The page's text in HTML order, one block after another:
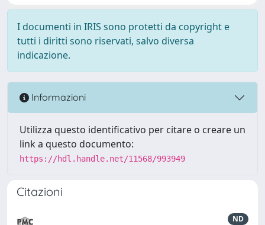
I documenti in IRIS sono protetti da copyright e
tutti i diritti sono riservati, salvo diversa
indicazione.
Informazioni
Utilizza questo identificativo per citare o creare un
link a questo documento:
https://hdl.handle.net/11568/993949
Citazioni
ND